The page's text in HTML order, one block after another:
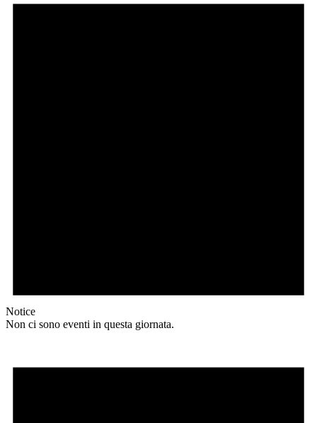
Notice
Non ci sono eventi in questa giornata.